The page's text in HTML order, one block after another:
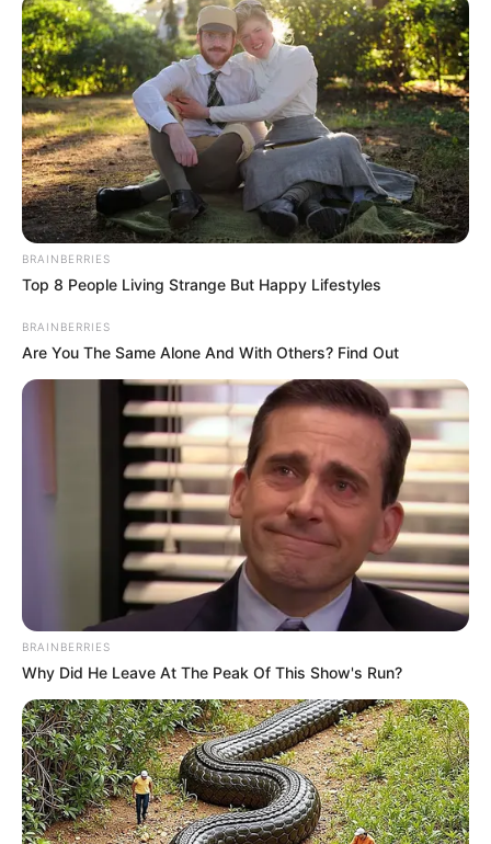
BRAINBERRIES
Top 8 People Living Strange But Happy Lifestyles
BRAINBERRIES
Are You The Same Alone And With Others? Find Out
BRAINBERRIES
Why Did He Leave At The Peak Of This Show's Run?